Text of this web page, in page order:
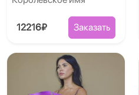
12216₽ Заказать